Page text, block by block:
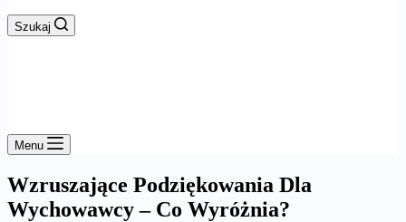
Szukaj
Menu
Wzruszające Podziękowania Dla
Wychowawcy – Co Wyróżnia?